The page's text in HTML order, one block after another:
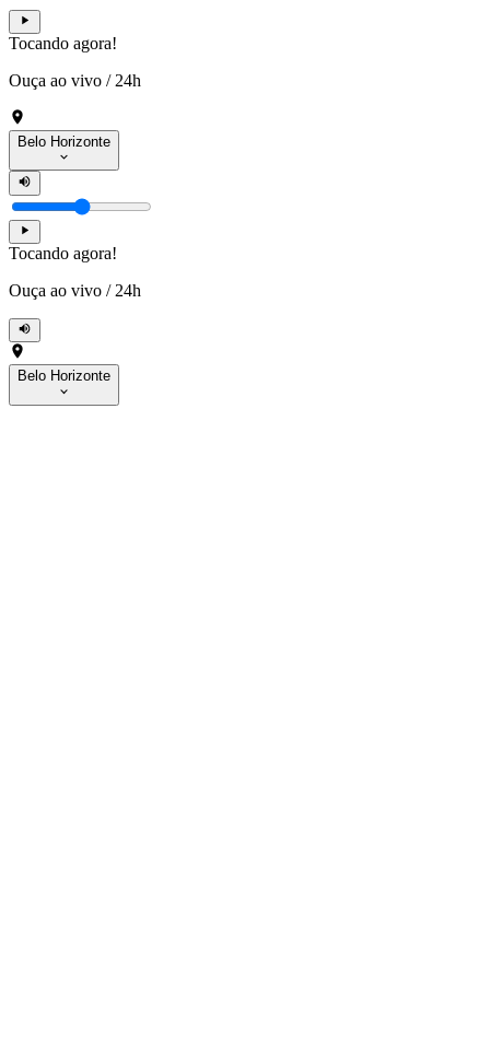
Tocando agora!
Ouça ao vivo / 24h
Belo Horizonte
Tocando agora!
Ouça ao vivo / 24h
Belo Horizonte